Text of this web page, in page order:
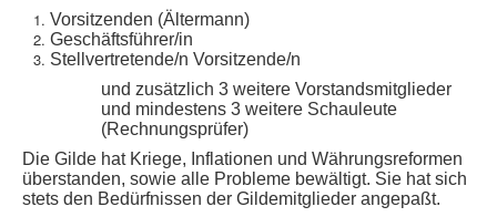
Vorsitzenden (Ältermann)
Geschäftsführer/in
Stellvertretende/n Vorsitzende/n
und zusätzlich 3 weitere Vorstandsmitglieder
und mindestens 3 weitere Schauleute
(Rechnungsprüfer)
Die Gilde hat Kriege, Inflationen und Währungsreformen
überstanden, sowie alle Probleme bewältigt. Sie hat sich
stets den Bedürfnissen der Gildemitglieder angepaßt.